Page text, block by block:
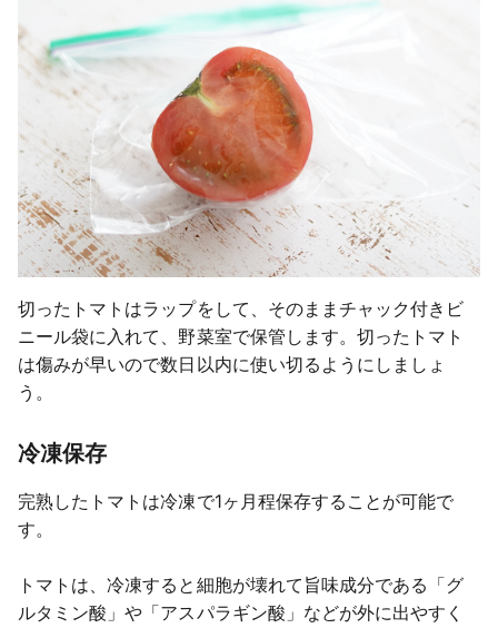
切ったトマトはラップをして、そのままチャック付きビ
ニール袋に入れて、野菜室で保管します。切ったトマト
は傷みが早いので数日以内に使い切るようにしましょ
う。
冷凍保存
完熟したトマトは冷凍で1ヶ月程保存することが可能で
す。
トマトは、冷凍すると細胞が壊れて旨味成分である「グ
ルタミン酸」や「アスパラギン酸」などが外に出やすく